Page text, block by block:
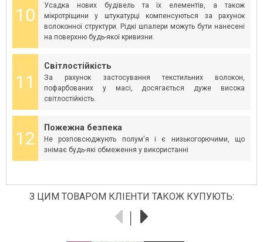
10
Усадка нових будівель та їх елементів, а також
мікротріщини у штукатурці компенсуються за рахунок
волоконної структури. Рідкі шпалери можуть бути нанесені
на поверхню будь-якої кривизни.
11
Світлостійкість
За рахунок застосування текстильних волокон,
пофарбованих у масі, досягається дуже висока
світлостійкість.
12
Пожежна безпека
Не розповсюджують полум'я і є низькогорючими, що
знімає будь-які обмеження у використанні
З ЦИМ ТОВАРОМ КЛІЕНТИ ТАКОЖ КУПУЮТЬ: